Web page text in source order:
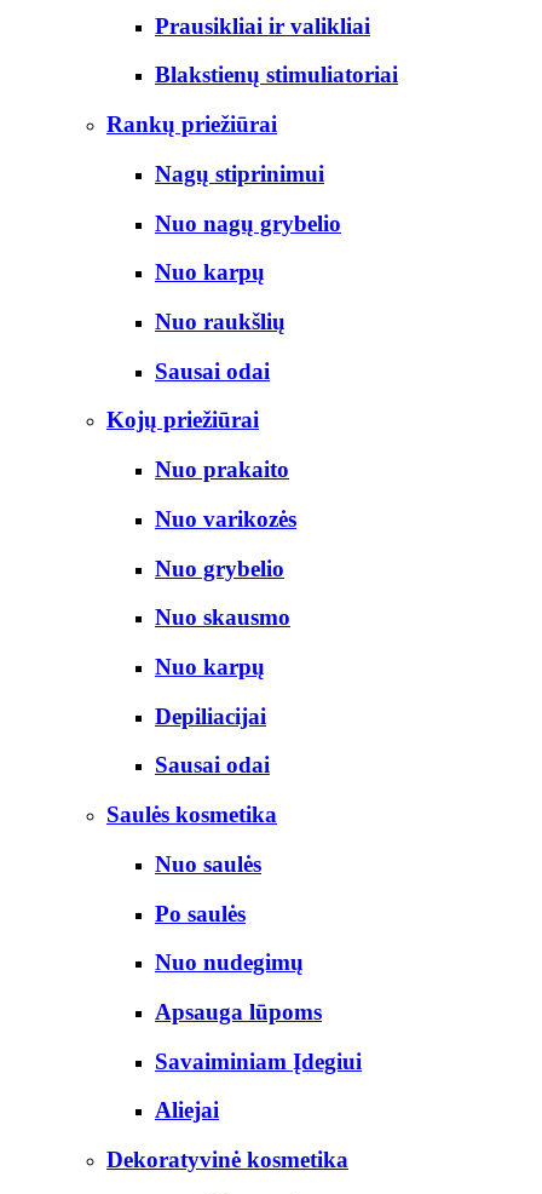
Prausikliai ir valikliai
Blakstienų stimuliatoriai
Rankų priežiūrai
Nagų stiprinimui
Nuo nagų grybelio
Nuo karpų
Nuo raukšlių
Sausai odai
Kojų priežiūrai
Nuo prakaito
Nuo varikozės
Nuo grybelio
Nuo skausmo
Nuo karpų
Depiliacijai
Sausai odai
Saulės kosmetika
Nuo saulės
Po saulės
Nuo nudegimų
Apsauga lūpoms
Savaiminiam Įdegiui
Aliejai
Dekoratyvinė kosmetika